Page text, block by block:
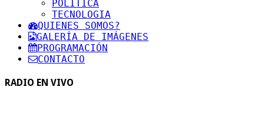
POLITICA
TECNOLOGIA
QUIENES SOMOS?
GALERÍA DE IMÁGENES
PROGRAMACIÓN
CONTACTO
RADIO EN VIVO